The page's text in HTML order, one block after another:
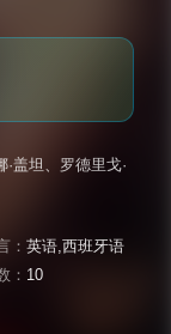
·盖坦、 罗德里戈·
：英语,西班牙语
： 10